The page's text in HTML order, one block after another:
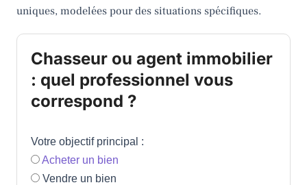
uniques, modelées pour des situations spécifiques.
Chasseur ou agent immobilier
: quel professionnel vous
correspond ?
Votre objectif principal :
Acheter un bien
Vendre un bien